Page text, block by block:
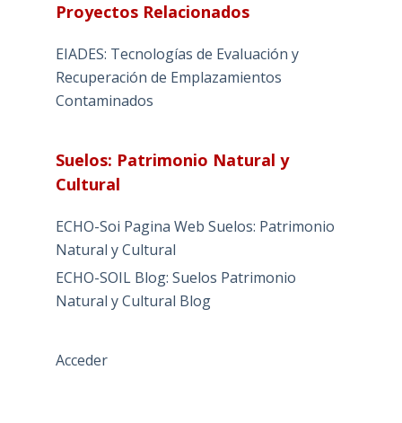
Proyectos Relacionados
EIADES: Tecnologías de Evaluación y
Recuperación de Emplazamientos
Contaminados
Suelos: Patrimonio Natural y
Cultural
ECHO-Soi Pagina Web Suelos: Patrimonio
Natural y Cultural
ECHO-SOIL Blog: Suelos Patrimonio
Natural y Cultural Blog
Acceder